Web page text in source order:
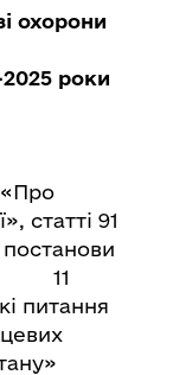
охорони
2025 роки
«Про
статті 91
11
питання